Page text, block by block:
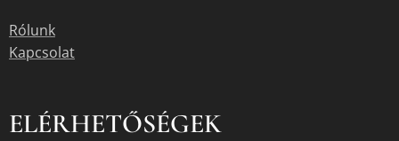
Rólunk
Kapcsolat
ELÉRHETŐSÉGEK